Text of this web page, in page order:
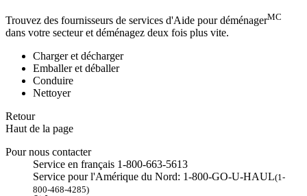
Trouvez des fournisseurs de services d'Aide pour déménagerMC
dans votre secteur et déménagez deux fois plus vite.
Charger et décharger
Emballer et déballer
Conduire
Nettoyer
Retour
Haut de la page
Pour nous contacter
Service en français 1-800-663-5613
Service pour l'Amérique du Nord: 1-800-GO-U-HAUL(1-
800-468-4285)